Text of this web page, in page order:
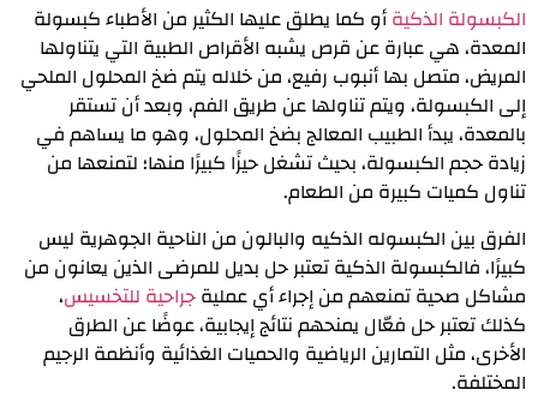
الكبسولة الذكيةأو كما يطلق عليها الكثير من الأطباء كبسولة
المعدة، هي عبارة عن قرص يشبه الأقراص الطبية التي يتناولها
المريض، متصل بها أنبوب رفيع، من خلاله يتم ضخ المحلول الملحي
إلى الكبسولة، ويتم تناولها عن طريق الفم، وبعد أن تستقر
بالمعدة، يبدأ الطبيب المعالج بضخ المحلول، وهو ما يساهم في
زيادة حجم الكبسولة، بحيث تشغل حيزًا كبيرًا منها؛ لتمنعها من
تناول كميات كبيرة من الطعام.
الفرق بين الكبسوله الذكيه والبالون من الناحية الجوهرية ليس
كبيرًا، فالكبسولة الذكية تعتبر حل بديل للمرضى الذين يعانون من
مشاكل صحية تمنعهم من إجراء أي عمليةجراحية للتخسيس،
كذلك تعتبر حل فعّال يمنحهم نتائج إيجابية، عوضًا عن الطرق
الأخرى، مثل التمارين الرياضية والحميات الغذائية وأنظمة الرجيم
المختلفة.